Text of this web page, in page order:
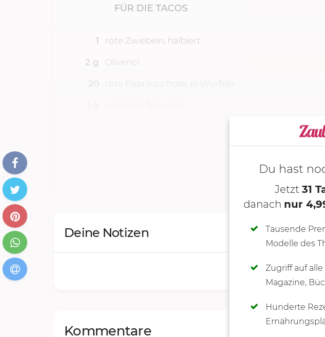
FÜR DIE TACOS
1 rote Zwiebeln, halbiert
2 g Olivenöl
20 rote Paprikaschote, in Würfeln
Deine Notizen
Du hast
Jetzt 31
danach nur
Tausende
Modelle des
Zugriff auf
Magazine,
Hunderte
Kommentare